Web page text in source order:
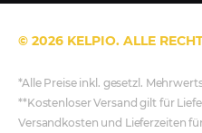
© 2026 KELPIO. ALLE
*Alle Preise inkl. gesetzl.
**Kostenloser Versand gilt für
Versandkosten und Lieferzeiten